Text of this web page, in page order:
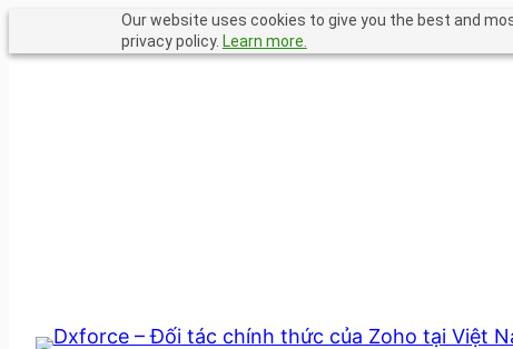
Our website uses cookies to give you the best and
privacy policy. Learn more.
đến